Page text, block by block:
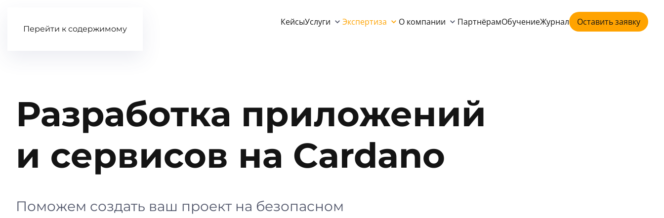
Перейти к содержимому
КейсыУслуги Экспертиза О компании ПартнёрамОбучениеЖурнал Оставить заявку
Разработка приложений
и сервисов на Cardano
Поможем создать ваш проект на безопасном